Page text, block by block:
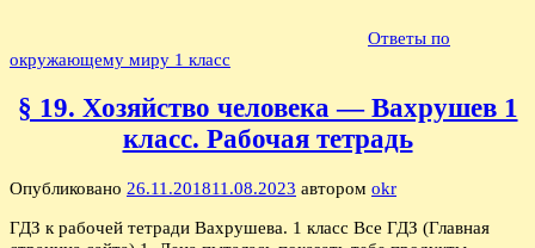
Ответы по
окружающему миру 1 класс
§ 19. Хозяйство человека — Вахрушев 1
класс. Рабочая тетрадь
Опубликовано 26.11.201811.08.2023 автором okr
ГДЗ к рабочей тетради Вахрушева. 1 класс Все ГДЗ (Главная